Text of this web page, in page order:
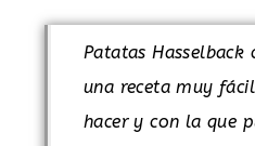
Patatas Hasselback
una receta muy
hacer y con la que